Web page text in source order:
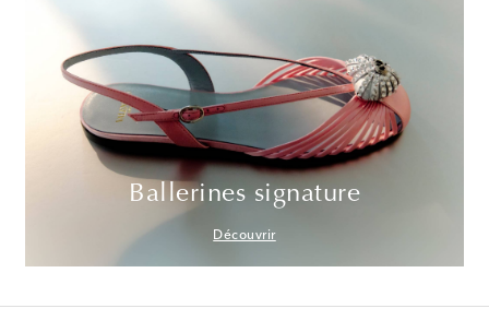
Ballerines signature
Découvrir